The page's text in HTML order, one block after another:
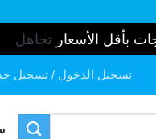
بأقل الأسعار تجاهل
تسجيل الدخول / تسجيل